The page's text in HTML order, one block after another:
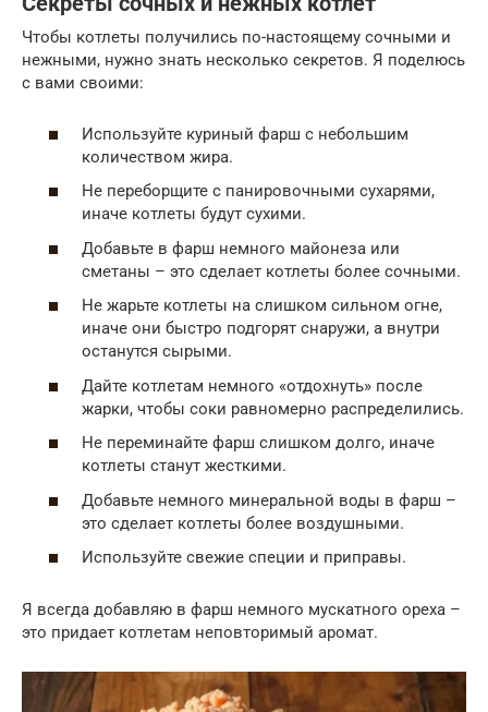
Чтобы котлеты получились по-настоящему сочными и
нежными, нужно знать несколько секретов. Я поделюсь
с вами своими:
Используйте куриный фарш с небольшим
количеством жира.
Не переборщите с панировочными сухарями,
иначе котлеты будут сухими.
Добавьте в фарш немного майонеза или
сметаны – это сделает котлеты более сочными.
Не жарьте котлеты на слишком сильном огне,
иначе они быстро подгорят снаружи, а внутри
останутся сырыми.
Дайте котлетам немного «отдохнуть» после
жарки, чтобы соки равномерно распределились.
Не переминайте фарш слишком долго, иначе
котлеты станут жесткими.
Добавьте немного минеральной воды в фарш –
это сделает котлеты более воздушными.
Используйте свежие специи и приправы.
Я всегда добавляю в фарш немного мускатного ореха –
это придает котлетам неповторимый аромат.